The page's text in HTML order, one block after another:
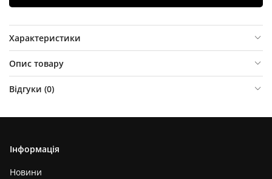
Характеристики
Опис товару
Відгуки (0)
Інформація
Новини